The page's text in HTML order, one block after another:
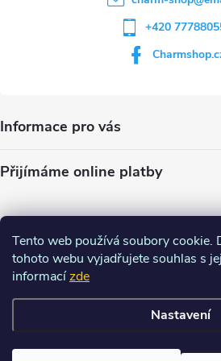
Tento web používá soubory cookie.
tohoto webu vyjadřujete souhlas s
informacízde
Nastavení
+420
Informace pro vás
Přijímáme online platby
nastavení cookies